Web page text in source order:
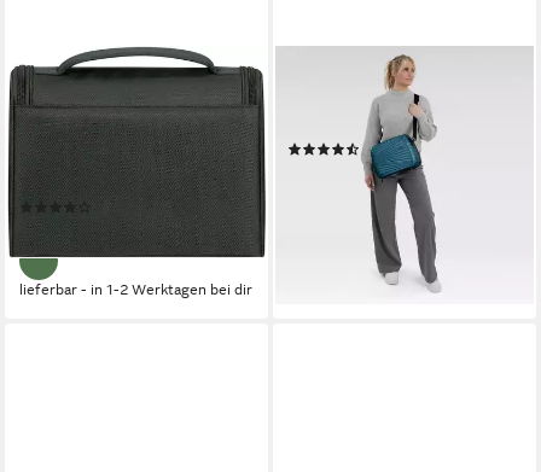
SAMSONITE
Kulturbeutel RESPARK Toilet
Kit, 26,5 cm, Beauty-Bag
Beautybox Schminketui
Kosmetikbox zum Aufhängen
(1)
64,95 €
lieferbar - in 1-2 Werktagen bei dir
Beautycase Collection 02,
Polypropylen
(6)
lieferbar - in 2-3 Werktagen bei dir